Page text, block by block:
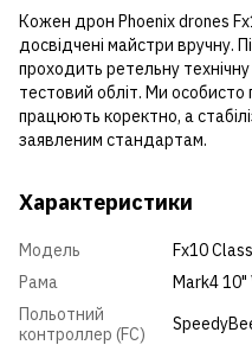
Кожен дрон Phoenix drones
досвідчені майстри вручну.
проходить ретельну
тестовий обліт. Ми особисто
працюють коректно, а
заявленим стандартам.
Характеристики
Модель
Fx10
Рама
Mark4 10"
Польотний
контроллер (FC)